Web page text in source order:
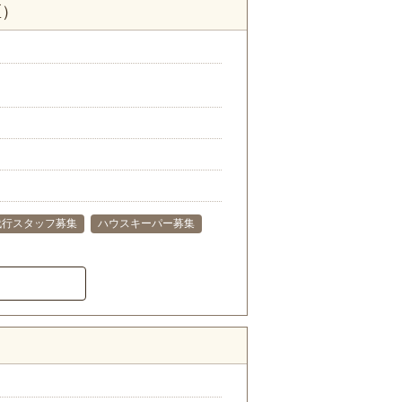
スタッフ募集 ハウスキーパー募集